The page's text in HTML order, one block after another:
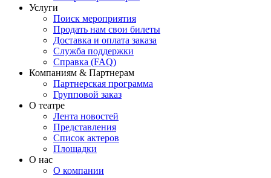
Услуги
Поиск мероприятия
Продать нам свои билеты
Доставка и оплата заказа
Служба поддержки
Справка (FAQ)
Компаниям & Партнерам
Партнерская программа
Групповой заказ
О театре
Лента новостей
Представления
Список актеров
Площадки
О нас
О компании